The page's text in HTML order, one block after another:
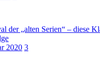
der „alten Serien“ – diese
2020 3